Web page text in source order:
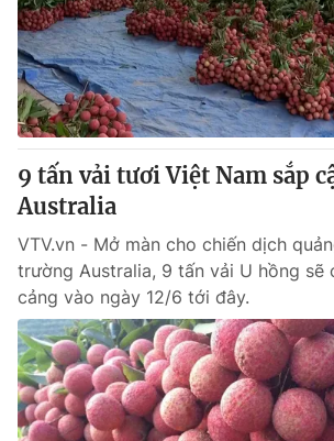
9 tấn vải tươi Việt Nam sắp
Australia
VTV.vn - Mở màn cho chiến dịch
trường Australia, 9 tấn vải U hồng sẽ
cảng vào ngày 12/6 tới đây.